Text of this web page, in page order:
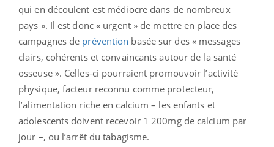
qui en découlent est médiocre dans de nombreux
pays ». Il est donc « urgent » de mettre en place des
campagnes de prévention basée sur des « messages
clairs, cohérents et convaincants autour de la santé
osseuse ». Celles-ci pourraient promouvoir l’activité
physique, facteur reconnu comme protecteur,
l’alimentation riche en calcium – les enfants et
adolescents doivent recevoir 1 200mg de calcium par
jour –, ou l’arrêt du tabagisme.